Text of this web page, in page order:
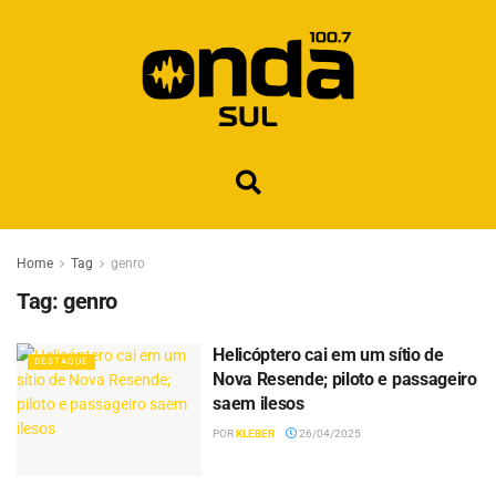
Home Tag genro
Tag: genro
DESTAQUE
Helicóptero cai em um sítio de
Nova Resende; piloto e passageiro
saem ilesos
PORKLEBER 26/04/2025